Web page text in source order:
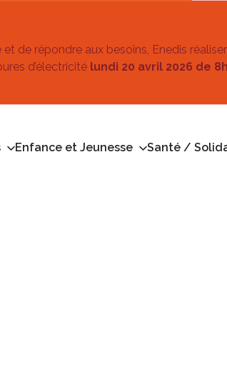
de répondre aux besoins, Enedis
d’électricité lundi 20 avril 2026 de
Enfance et Jeunesse Santé /